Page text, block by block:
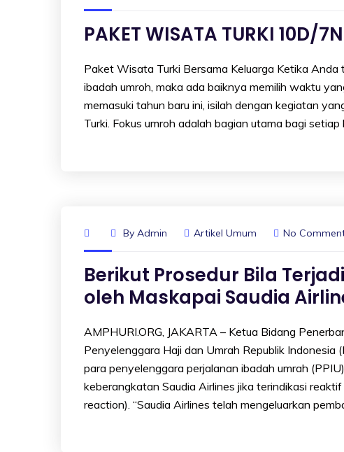
PAKET WISATA TURKI 10D/7N
Paket Wisata Turki Bersama Keluarga Ketika
ibadah umroh, maka ada baiknya memilih waktu
memasuki tahun baru ini, isilah dengan kegiatan
Turki. Fokus umroh adalah bagian utama bagi
By Admin Artikel Umum No
Berikut Prosedur Bila
oleh Maskapai Saudia
AMPHURI.ORG, JAKARTA – Ketua Bidang
Penyelenggara Haji dan Umrah Republik
para penyelenggara perjalanan ibadah umrah
keberangkatan Saudia Airlines jika terindikasi
reaction). “Saudia Airlines telah mengeluarkan